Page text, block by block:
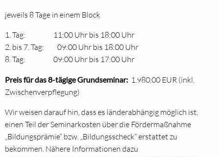
jeweils 8 Tage in einem Block
1. Tag: 11:00 Uhr bis 18:00 Uhr
2. bis 7. Tag: 09:00 Uhr bis 18:00 Uhr
8. Tag: 09:00 Uhr bis 17:00 Uhr
Preisfür das 8-tägige Grundseminar: 1.980,00 EUR (inkl.
Zwischenverpflegung)
Wir weisen darauf hin, dass es länderabhängig möglich ist,
einen Teil der Seminarkosten über die Fördermaßnahme
„Bildungsprämie“ bzw. „Bildungsscheck“ erstattet zu
bekommen. Nähere Informationen dazu